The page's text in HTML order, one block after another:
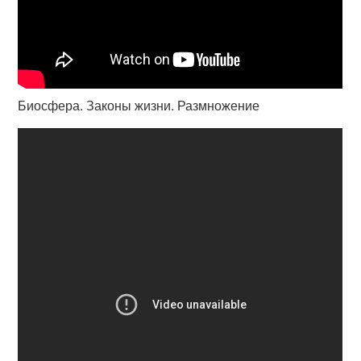
Биосфера. Законы жизни. Размножение